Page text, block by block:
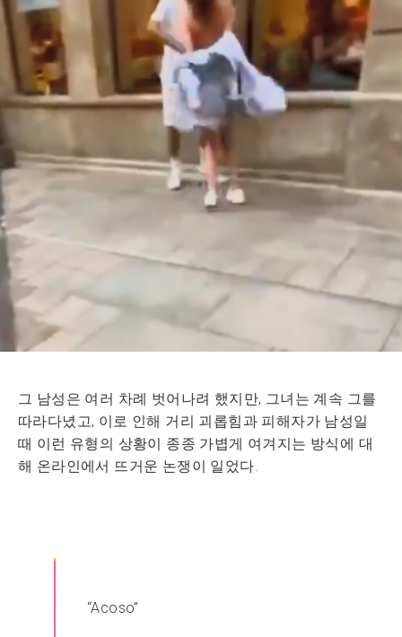
그 남성은 여러 차례 벗어나려 했지만, 그녀는 계속 그를
따라다녔고, 이로 인해 거리 괴롭힘과 피해자가 남성일
때 이런 유형의 상황이 종종 가볍게 여겨지는 방식에 대
해 온라인에서 뜨거운 논쟁이 일었다.
“Acoso”